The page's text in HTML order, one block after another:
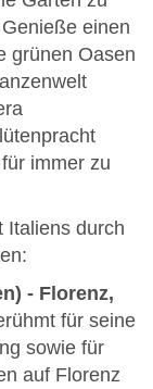
einen
grünen Oasen
immer zu
Italiens durch
- Florenz,
für seine
sowie für
auf Florenz